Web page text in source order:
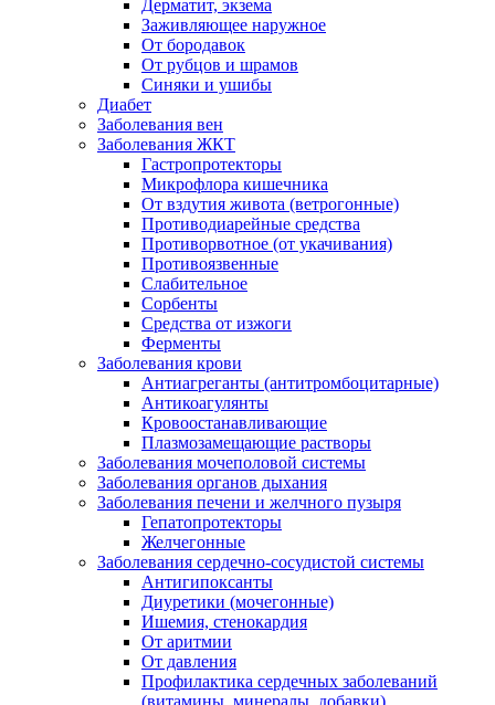
Дерматит, экзема
Заживляющее наружное
От бородавок
От рубцов и шрамов
Синяки и ушибы
Диабет
Заболевания вен
Заболевания ЖКТ
Гастропротекторы
Микрофлора кишечника
От вздутия живота (ветрогонные)
Противодиарейные средства
Противорвотное (от укачивания)
Противоязвенные
Слабительное
Сорбенты
Средства от изжоги
Ферменты
Заболевания крови
Антиагреганты (антитромбоцитарные)
Антикоагулянты
Кровоостанавливающие
Плазмозамещающие растворы
Заболевания мочеполовой системы
Заболевания органов дыхания
Заболевания печени и желчного пузыря
Гепатопротекторы
Желчегонные
Заболевания сердечно-сосудистой системы
Антигипоксанты
Диуретики (мочегонные)
Ишемия, стенокардия
От аритмии
От давления
Профилактика сердечных заболеваний
(витамины, минералы, добавки)